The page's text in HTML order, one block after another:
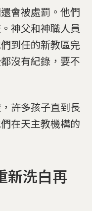
會被處罰。他們
神父和神職人員
到任的新教區完
沒有紀錄，要不
許多孩子直到長
在天主教機構的
新洗白再